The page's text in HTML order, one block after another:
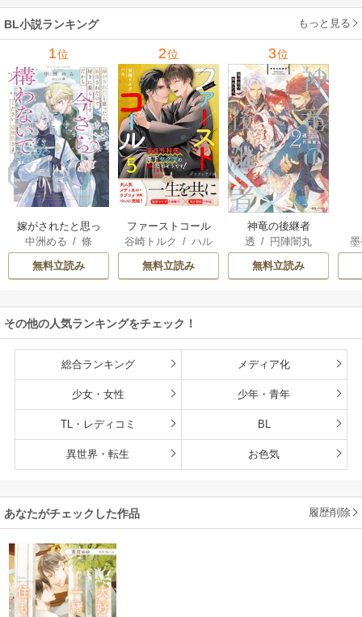
BL小説ランキング もっと見る
1位
嫁がされたと思っ
たら放置されたの
で、好きに暮らし
ます。だから今さ
さい、辺境伯さま
中洲める /條
無料立読み
2位
ファーストコール
～童貞外科医、年
下ヤクザの嫁にさ
れそうです！～
谷崎トルク /ハル
無料立読み
3位
神竜の後継者
透 / 円陣闇丸
無料立読み
その他の人気ランキングをチェック！
総合ランキング メディア化
少女・女性 少年・青年
TL・レディコミ BL
異世界・転生 お色気
あなたがチェックした作品 履歴削除